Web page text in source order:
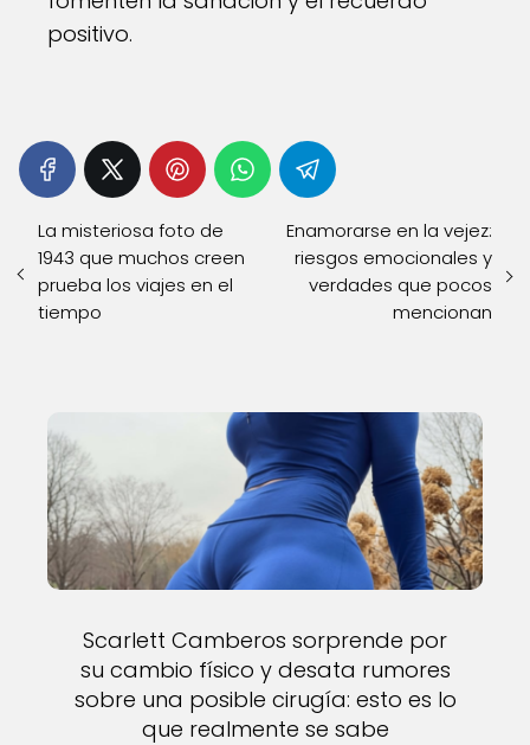
positivo.
La misteriosa foto de
1943 que muchos creen
prueba los viajes en el
tiempo
Enamorarse en la vejez:
riesgos emocionales y
verdades que pocos
mencionan
Scarlett Camberos sorprende por
su cambio físico y desata rumores
sobre una posible cirugía: esto es lo
que realmente se sabe